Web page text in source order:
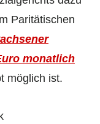
Paritätischen
monatlich
möglich ist.